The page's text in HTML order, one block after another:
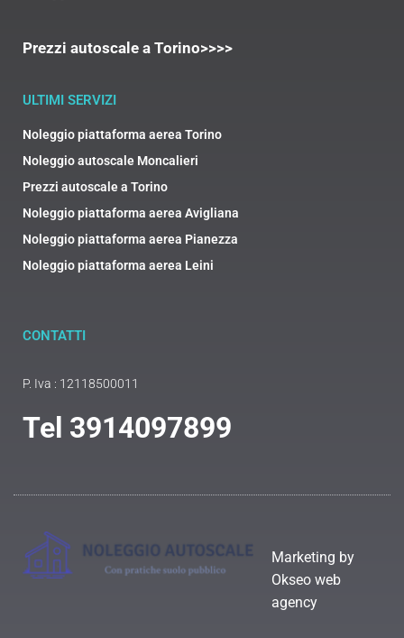
Prezzi autoscale a Torino>>>>
ULTIMI SERVIZI
Noleggio piattaforma aerea Torino
Noleggio autoscale Moncalieri
Prezzi autoscale a Torino
Noleggio piattaforma aerea Avigliana
Noleggio piattaforma aerea Pianezza
Noleggio piattaforma aerea Leini
CONTATTI
P. Iva : 12118500011
Tel 3914097899
Marketing by
Okseo web
agency